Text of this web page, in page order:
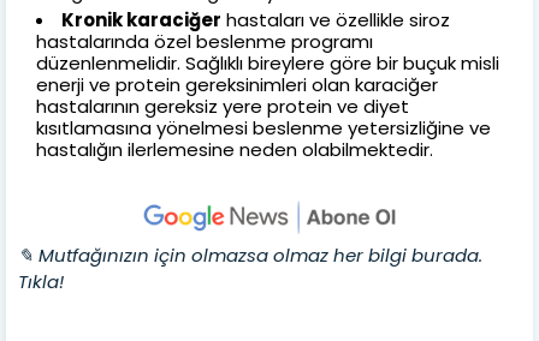
Kronik karaciğer hastaları ve özellikle siroz
hastalarında özel beslenme programı
düzenlenmelidir. Sağlıklı bireylere göre bir buçuk misli
enerji ve protein gereksinimleri olan karaciğer
hastalarının gereksiz yere protein ve diyet
kısıtlamasına yönelmesi beslenme yetersizliğine ve
hastalığın ilerlemesine neden olabilmektedir.
✎ Mutfağınızın için olmazsa olmaz her bilgi burada.
Tıkla!